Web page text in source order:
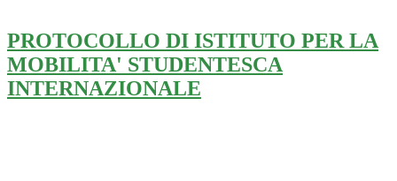
PROTOCOLLO DI ISTITUTO PER LA
MOBILITA' STUDENTESCA
INTERNAZIONALE